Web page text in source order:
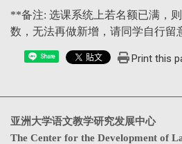
**备注: 选课系统上若名额已满，
数，无法再做新增，请同学自行留
Share Print this
亚洲大学语文教学研究发展中心
The Center for the Development of